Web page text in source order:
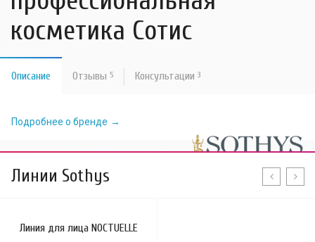
косметика Сотис
Описание Отзывы 5 Консультации 3
Подробнее о бренде
Линии Sothys
Линия для лица NOCTUELLE